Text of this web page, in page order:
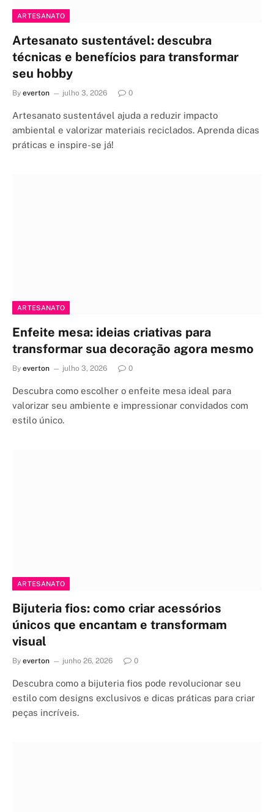
ARTESANATO
Artesanato sustentável: descubra
técnicas e benefícios para transformar
seu hobby
By everton julho 3, 2026 0
Artesanato sustentável ajuda a reduzir impacto
ambiental e valorizar materiais reciclados. Aprenda dicas
práticas e inspire-se já!
ARTESANATO
Enfeite mesa: ideias criativas para
transformar sua decoração agora mesmo
By everton julho 3, 2026 0
Descubra como escolher o enfeite mesa ideal para
valorizar seu ambiente e impressionar convidados com
estilo único.
ARTESANATO
Bijuteria fios: como criar acessórios
únicos que encantam e transformam
visual
By everton junho 26, 2026 0
Descubra como a bijuteria fios pode revolucionar seu
estilo com designs exclusivos e dicas práticas para criar
peças incríveis.